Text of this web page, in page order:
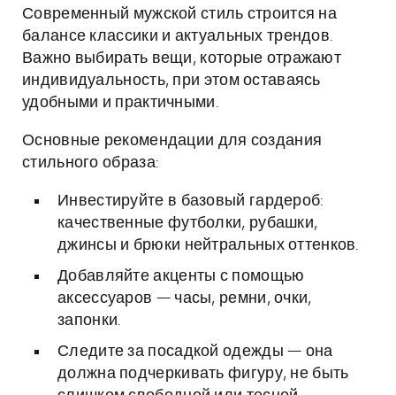
Современный мужской стиль строится на
балансе классики и актуальных трендов.
Важно выбирать вещи, которые отражают
индивидуальность, при этом оставаясь
удобными и практичными.
Основные рекомендации для создания
стильного образа:
Инвестируйте в базовый гардероб:
качественные футболки, рубашки,
джинсы и брюки нейтральных оттенков.
Добавляйте акценты с помощью
аксессуаров — часы, ремни, очки,
запонки.
Следите за посадкой одежды — она
должна подчеркивать фигуру, не быть